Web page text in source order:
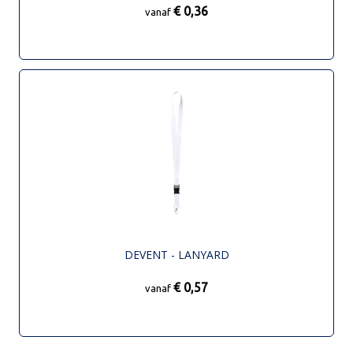
vanaf € 0,36
DEVENT - LANYARD
vanaf € 0,57